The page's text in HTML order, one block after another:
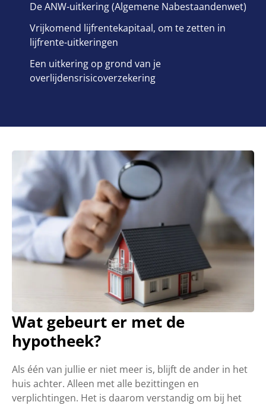
De ANW-uitkering (Algemene Nabestaandenwet)
Vrijkomend lijfrentekapitaal, om te zetten in
lijfrente-uitkeringen
Een uitkering op grond van je
overlijdensrisicoverzekering
Wat gebeurt er met de
hypotheek?
Als één van jullie er niet meer is, blijft de ander in het
huis achter. Alleen met alle bezittingen en
verplichtingen. Het is daarom verstandig om bij het